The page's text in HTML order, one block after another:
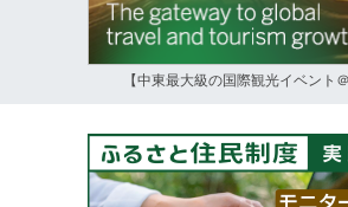
【中東最大級の国際観光イベント